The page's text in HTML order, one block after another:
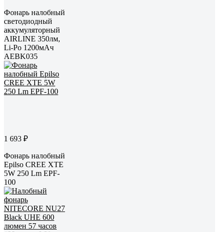
Фонарь налобный
светодиодный
аккумуляторный
AIRLINE 350лм,
Li-Po 1200мАч
AEBK035
1 693 ₽
Фонарь налобный
Epilso CREE XTE
5W 250 Lm EPF-
100